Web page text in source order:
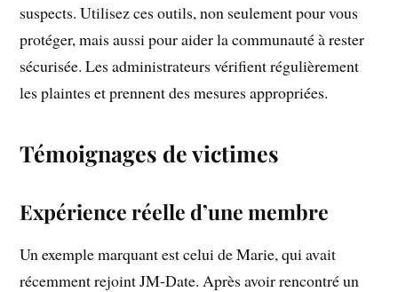
suspects. Utilisez ces outils, non seulement pour vous
protéger, mais aussi pour aider la communauté à rester
sécurisée. Les administrateurs vérifient régulièrement
les plaintes et prennent des mesures appropriées.
Témoignages de victimes
Expérience réelle d’une membre
Un exemple marquant est celui de Marie, qui avait
récemment rejoint JM-Date. Après avoir rencontré un